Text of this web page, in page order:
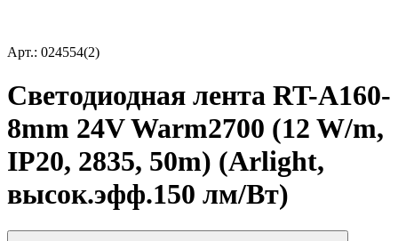
Арт.: 024554(2)
Светодиодная лента RT-A160-
8mm 24V Warm2700 (12 W/m,
IP20, 2835, 50m) (Arlight,
высок.эфф.150 лм/Вт)